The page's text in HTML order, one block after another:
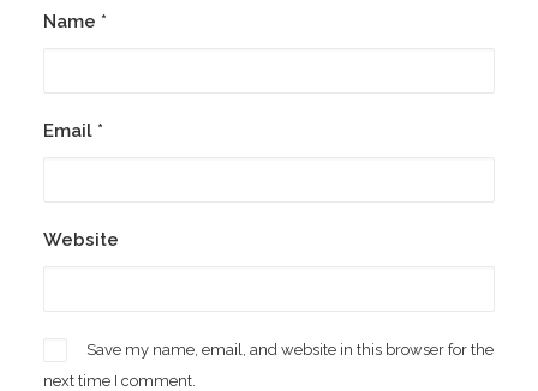
Name *
Email *
Website
Save my name, email, and website in this browser for the
next time I comment.